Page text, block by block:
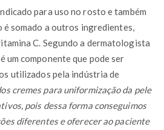
para uso no rosto e também
somado a outros ingredientes,
C. Segundo a dermatologista
um componente que pode ser
utilizados pela indústria de
cremes para uniformização da pele
pois dessa forma conseguimos
diferentes e oferecer ao paciente